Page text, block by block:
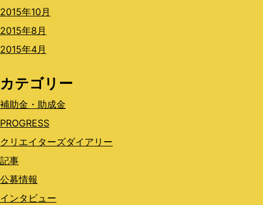
2015年10月
2015年8月
2015年4月
カテゴリー
補助金・助成金
PROGRESS
クリエイターズダイアリー
記事
公募情報
インタビュー